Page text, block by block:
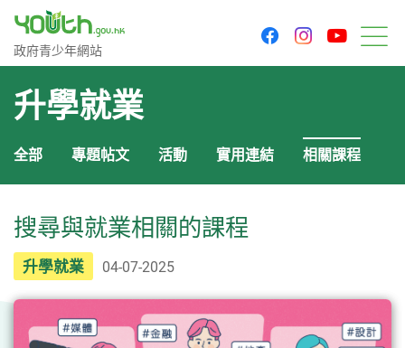
政府青少年網站
政府青少年網站
facebookinstagram
升學就業
全部 專題帖文 活動 實用連結 相關課程
搜尋與就業相關的課程
升學就業 04-07-2025